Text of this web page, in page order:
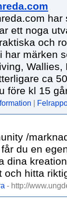
har
ett noga
och
har märken
Wallies,
ca
före kl 15
/
du en
dina
och hitta
- http://